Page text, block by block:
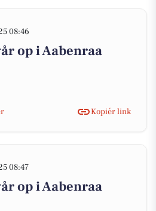
08:46
op i Aabenraa
Kopiér link
08:47
op i Aabenraa